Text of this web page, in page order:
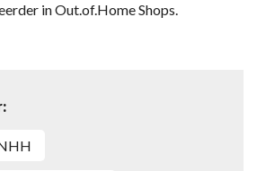
in Out.of.Home Shops.
NHH